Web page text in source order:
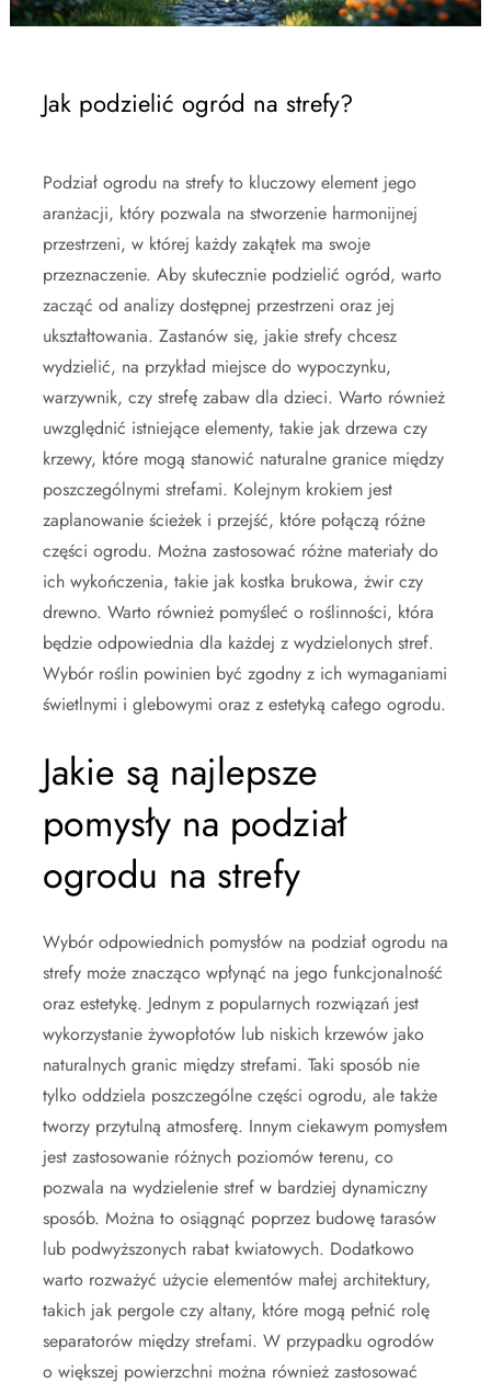
Jak podzielić ogród na strefy?
Podział ogrodu na strefy to kluczowy element jego
aranżacji, który pozwala na stworzenie harmonijnej
przestrzeni, w której każdy zakątek ma swoje
przeznaczenie. Aby skutecznie podzielić ogród, warto
zacząć od analizy dostępnej przestrzeni oraz jej
ukształtowania. Zastanów się, jakie strefy chcesz
wydzielić, na przykład miejsce do wypoczynku,
warzywnik, czy strefę zabaw dla dzieci. Warto również
uwzględnić istniejące elementy, takie jak drzewa czy
krzewy, które mogą stanowić naturalne granice między
poszczególnymi strefami. Kolejnym krokiem jest
zaplanowanie ścieżek i przejść, które połączą różne
części ogrodu. Można zastosować różne materiały do
ich wykończenia, takie jak kostka brukowa, żwir czy
drewno. Warto również pomyśleć o roślinności, która
będzie odpowiednia dla każdej z wydzielonych stref.
Wybór roślin powinien być zgodny z ich wymaganiami
świetlnymi i glebowymi oraz z estetyką całego ogrodu.
Jakie są najlepsze
pomysły na podział
ogrodu na strefy
Wybór odpowiednich pomysłów na podział ogrodu na
strefy może znacząco wpłynąć na jego funkcjonalność
oraz estetykę. Jednym z popularnych rozwiązań jest
wykorzystanie żywopłotów lub niskich krzewów jako
naturalnych granic między strefami. Taki sposób nie
tylko oddziela poszczególne części ogrodu, ale także
tworzy przytulną atmosferę. Innym ciekawym pomysłem
jest zastosowanie różnych poziomów terenu, co
pozwala na wydzielenie stref w bardziej dynamiczny
sposób. Można to osiągnąć poprzez budowę tarasów
lub podwyższonych rabat kwiatowych. Dodatkowo
warto rozważyć użycie elementów małej architektury,
takich jak pergole czy altany, które mogą pełnić rolę
separatorów między strefami. W przypadku ogrodów
o większej powierzchni można również zastosować